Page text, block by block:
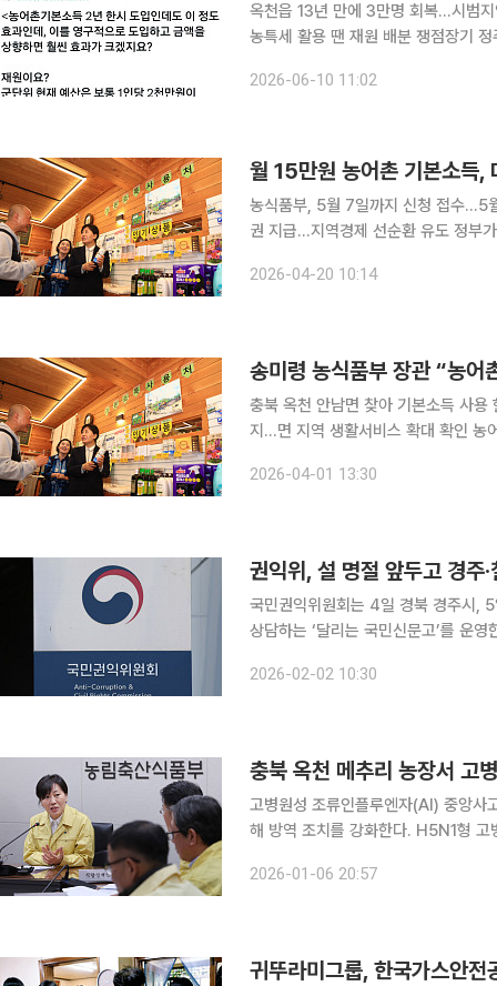
옥천읍 13년 만에 3만명 회복…시범
농특세 활용 땐 재원 배분 쟁점장기 정주·
타나는 가운데 이재명 대통령이 영구
2026-06-10 11:02
월 15만원 농어촌 기본소득
농식품부, 5월 7일까지 신청 접수…5
권 지급…지역경제 선순환 유도 정부가 농어촌 기본소득 시범사업 대상지를 추가로 선정한다. 농어
한 인구감소지역 59개 군 가운데 5개
2026-04-20 10:14
송미령 농식품부 장관 “농어
충북 옥천 안남면 찾아 기본소득 사용
지…면 지역 생활서비스 확대 확인 농어촌 기본소득 시범사업이 진행 중인 충북 옥천군 안남면에서
먹거리 서비스가 새로 생겨나면서,
2026-04-01 13:30
권익위, 설 명절 앞두고 경주·
국민권익위원회는 4일 경북 경주시,
상담하는 ‘달리는 국민신문고’를 운영한다고 2일 밝혔다. 이번
2026-02-02 10:30
충북 옥천 메추리 농장서 고
고병원성 조류인플루엔자(AI) 중앙사
해 방역 조치를 강화한다. H5N1형 고병원성 AI가 확진
충남 5건, 전북 3건, 전남 6건, 광주 1
2026-01-06 20:57
귀뚜라미그룹, 한국가스안